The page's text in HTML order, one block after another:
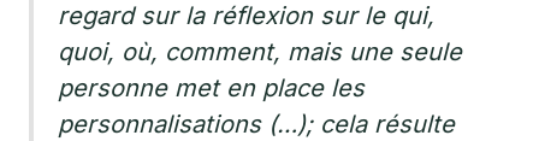
regard sur la réflexion sur le qui,
quoi, où, comment, mais une seule
personne met en place les
personnalisations (…); cela résulte